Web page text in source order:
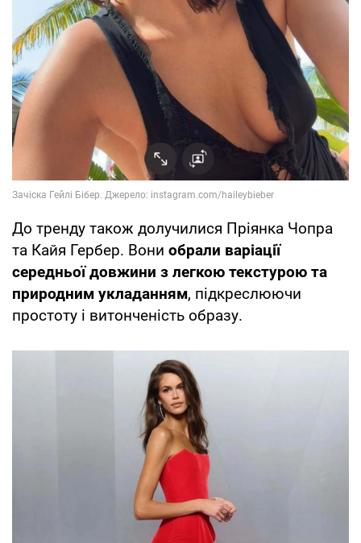
До тренду також долучилися Пріянка Чопра
та Кайя Гербер. Вони обрали варіації
середньої довжини з легкою текстурою та
природним укладанням, підкреслюючи
простоту і витонченість образу.